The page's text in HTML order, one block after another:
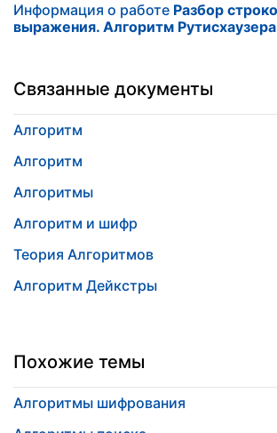
Информация о работе Разбор
выражения. Алгоритм Рутисхаузера
Связанные документы
Алгоритм
Алгоритм
Алгоритмы
Алгоритм и шифр
Теория Алгоритмов
Алгоритм Дейкстры
Похожие темы
Алгоритмы шифрования